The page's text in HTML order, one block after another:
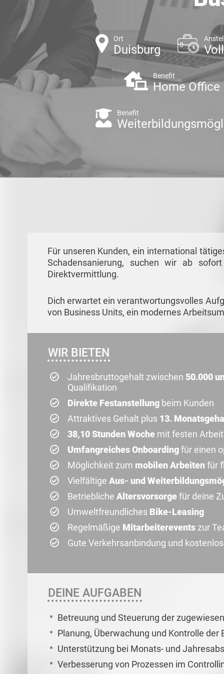
Ort
Duisburg
Benefit
Home Office
Benefit
Für unseren Kunden, ein international
Schadensanierung, suchen wir ab
Direktvermittlung.
Dich erwartet ein verantwortungsvolles
von Business Units, ein modernes
WIR BIETEN
Jahresbruttogehalt zwischen 50.000
Qualifikation
Direkte Festanstellung beim Kunden
Attraktives Gehalt plus 13.
38,10 Stunden Woche mit festen
Umfangreiches Onboardingfür einen
Möglichkeit zum mobilen Arbeitenfür
Vielfältige Aus- und
Betriebliche Altersvorsorgefür deine
Umweltfreundliches Bike-Leasing
Regelmäßige Mitarbeiterevents zur
Gute Verkehrsanbindung und
DEINE AUFGABEN
Betreuung und Steuerung der
Planung, Überwachung und Kontrolle der
Unterstützung bei Monats- und
Verbesserung von Prozessen im